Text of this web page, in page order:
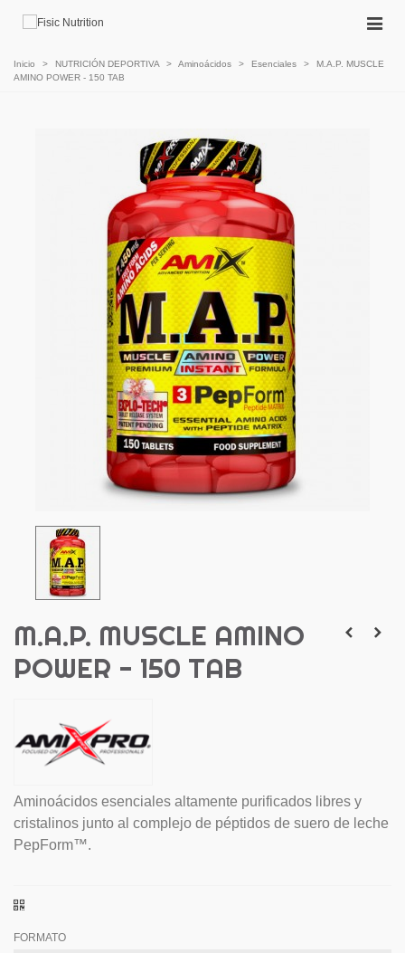
Inicio > NUTRICIÓN DEPORTIVA > Aminoácidos > Esenciales >
M.A.P. MUSCLE
AMINO POWER - 150 TAB
M.A.P. MUSCLE AMINO
POWER - 150 TAB
Aminoácidos esenciales altamente purificados libres y
cristalinos junto al complejo de péptidos de suero de leche
PepForm™.
FORMATO